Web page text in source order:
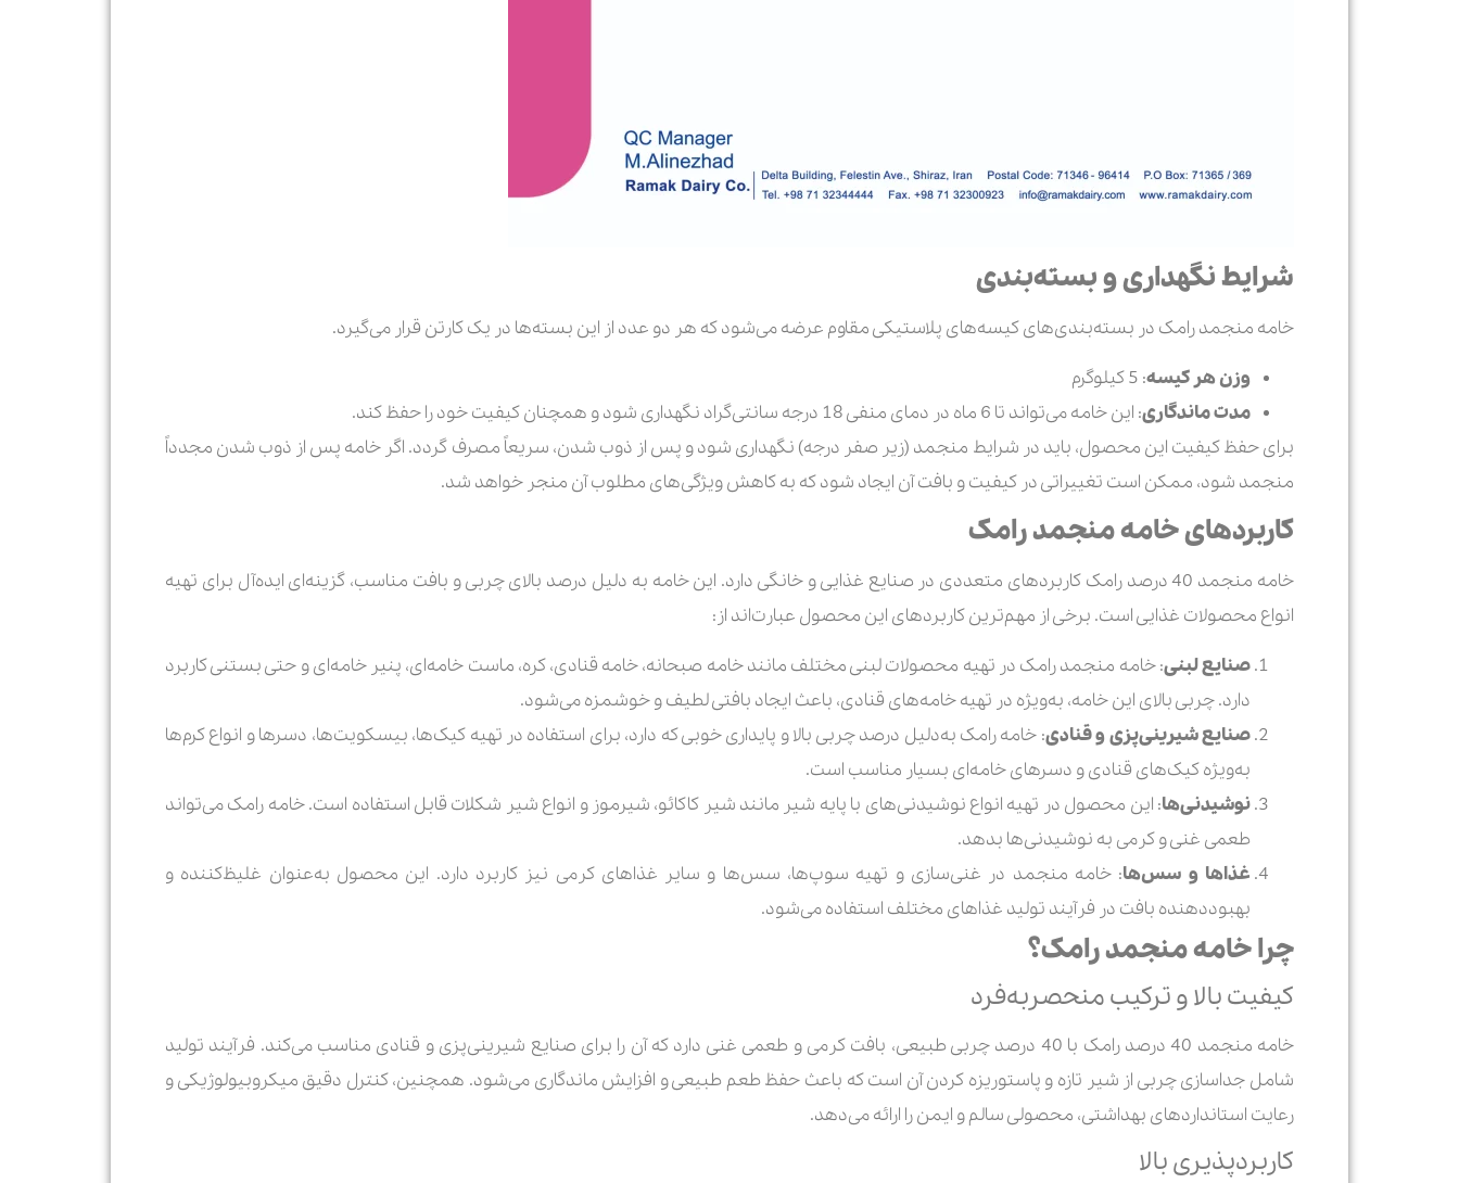
شرایط نگهداری و بسته‌بندی
خامه منجمد رامک در بسته‌بندی‌های کیسه‌های پلاستیکی مقاوم عرضه می‌شود که هر دو عدد از این بسته‌ها در یک کارتن قرار می‌گیرد.
وزن هر کیسه: 5 کیلوگرم
مدت ماندگاری: این خامه می‌تواند تا 6 ماه در دمای منفی 18 درجه سانتی‌گراد نگهداری شود و همچنان کیفیت خود را حفظ کند.
برای حفظ کیفیت این محصول، باید در شرایط منجمد (زیر صفر درجه) نگهداری شود و پس از ذوب شدن، سریعاً مصرف گردد. اگر خامه پس از ذوب شدن مجدداً
منجمد شود، ممکن است تغییراتی در کیفیت و بافت آن ایجاد شود که به کاهش ویژگی‌های مطلوب آن منجر خواهد شد.
کاربردهای خامه منجمد رامک
خامه منجمد 40 درصد رامک کاربردهای متعددی در صنایع غذایی و خانگی دارد. این خامه به دلیل درصد بالای چربی و بافت مناسب، گزینه‌ای ایده‌آل برای تهیه
انواع محصولات غذایی است. برخی از مهم‌ترین کاربردهای این محصول عبارت‌اند از:
صنایع لبنی: خامه منجمد رامک در تهیه محصولات لبنی مختلف مانند خامه صبحانه، خامه قنادی، کره، ماست خامه‌ای، پنیر خامه‌ای و حتی بستنی کاربرد
دارد. چربی بالای این خامه، به‌ویژه در تهیه خامه‌های قنادی، باعث ایجاد بافتی لطیف و خوشمزه می‌شود.
صنایع شیرینی‌پزی و قنادی: خامه رامک به‌دلیل درصد چربی بالا و پایداری خوبی که دارد، برای استفاده در تهیه کیک‌ها، بیسکویت‌ها، دسرها و انواع کرم‌ها
به‌ویژه کیک‌های قنادی و دسرهای خامه‌ای بسیار مناسب است.
نوشیدنی‌ها: این محصول در تهیه انواع نوشیدنی‌های با پایه شیر مانند شیر کاکائو، شیرموز و انواع شیر شکلات قابل استفاده است. خامه رامک می‌تواند
طعمی غنی و کرمی به نوشیدنی‌ها بدهد.
غذاها و سس‌ها: خامه منجمد در غنی‌سازی و تهیه سوپ‌ها، سس‌ها و سایر غذاهای کرمی نیز کاربرد دارد. این محصول به‌عنوان غلیظ‌کننده و
بهبوددهنده بافت در فرآیند تولید غذاهای مختلف استفاده می‌شود.
چرا خامه منجمد رامک؟
کیفیت بالا و ترکیب منحصربه‌فرد
خامه منجمد 40 درصد رامک با 40 درصد چربی طبیعی، بافت کرمی و طعمی غنی دارد که آن را برای صنایع شیرینی‌پزی و قنادی مناسب می‌کند. فرآیند تولید
شامل جداسازی چربی از شیر تازه و پاستوریزه کردن آن است که باعث حفظ طعم طبیعی و افزایش ماندگاری می‌شود. همچنین، کنترل دقیق میکروبیولوژیکی و
رعایت استانداردهای بهداشتی، محصولی سالم و ایمن را ارائه می‌دهد.
کاربردپذیری بالا